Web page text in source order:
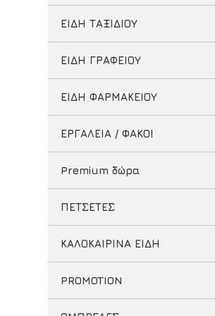
ΕΙΔΗ ΤΑΞΙΔΙΟΥ
ΕΙΔΗ ΓΡΑΦΕΙΟΥ
ΕΙΔΗ ΦΑΡΜΑΚΕΙΟΥ
ΕΡΓΑΛΕΙΑ / ΦΑΚΟΙ
Premium δώρα
ΠΕΤΣΕΤΕΣ
ΚΑΛΟΚΑΙΡΙΝΑ ΕΙΔΗ
PROMOTION